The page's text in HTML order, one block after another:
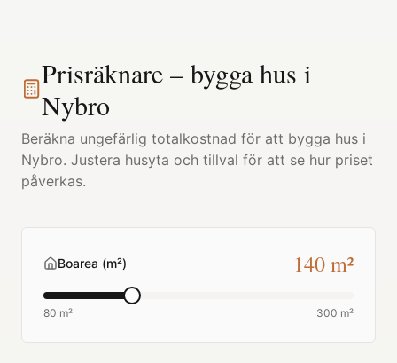
Prisräknare – bygga hus i
Nybro
Beräkna ungefärlig totalkostnad för att bygga hus i
Nybro. Justera husyta och tillval för att se hur priset
påverkas.
Boarea (m²) 140m²
80 m² 300 m²